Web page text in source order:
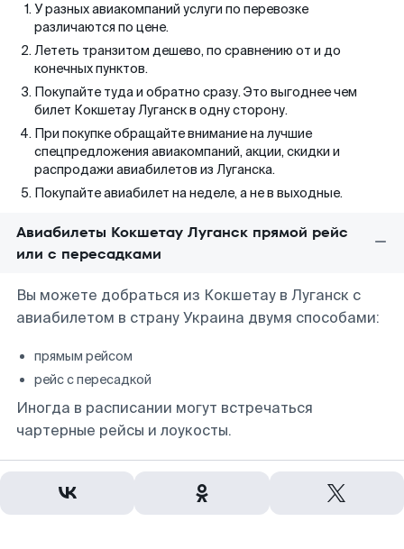
У разных авиакомпаний услуги по перевозке
различаются по цене.
Лететь транзитом дешево, по сравнению от и до
конечных пунктов.
Покупайте туда и обратно сразу. Это выгоднее чем
билет Кокшетау Луганск в одну сторону.
При покупке обращайте внимание на лучшие
спецпредложения авиакомпаний, акции, скидки и
распродажи авиабилетов из Луганска.
Покупайте авиабилет на неделе, а не в выходные.
Авиабилеты Кокшетау Луганск прямой рейс
или с пересадками
Вы можете добраться из Кокшетау в Луганск с
авиабилетом в страну Украина двумя способами:
прямым рейсом
рейс с пересадкой
Иногда в расписании могут встречаться
чартерные рейсы и лоукосты.